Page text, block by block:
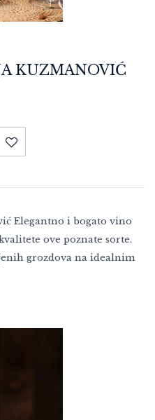
KUZMANOVIĆ
Elegantno i bogato vino
ove poznate sorte.
grozdova na idealnim